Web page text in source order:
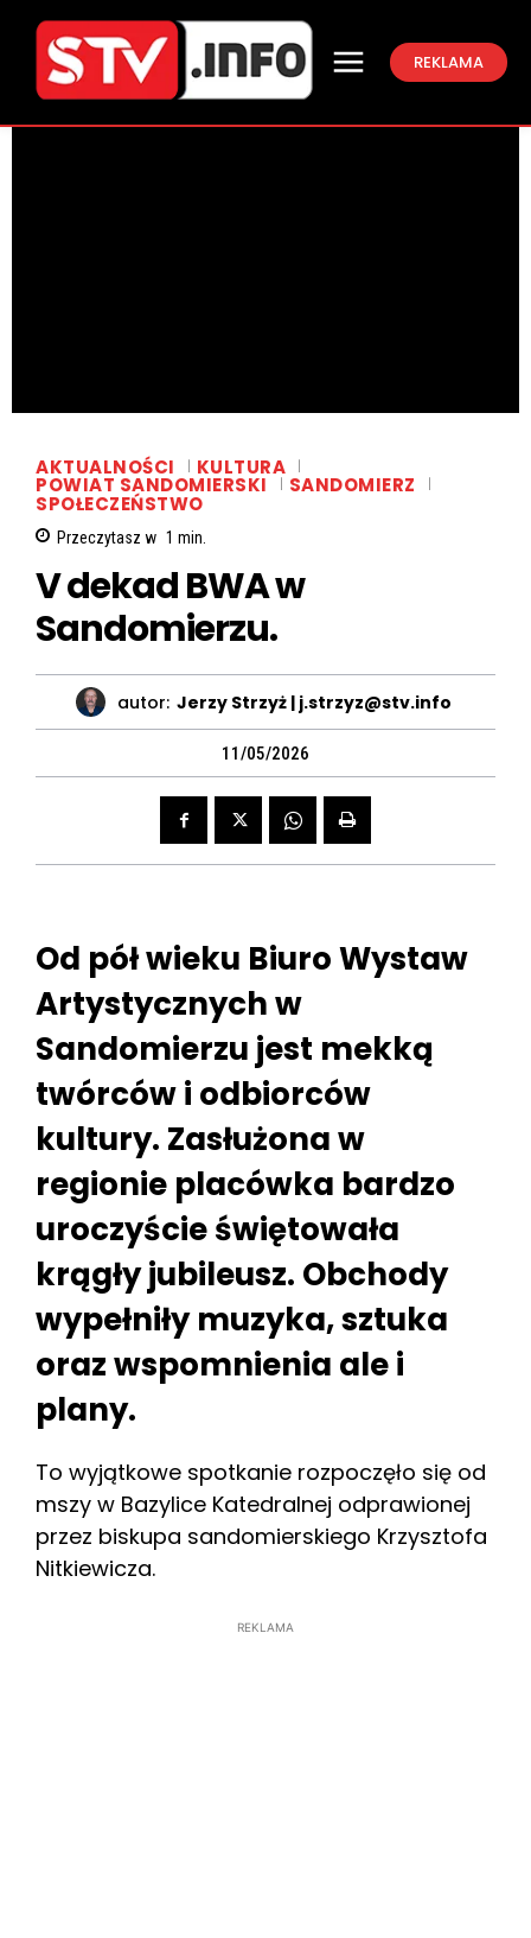
REKLAMA
AKTUALNOŚCI KULTURA
POWIAT SANDOMIERSKI SANDOMIERZ
SPOŁECZEŃSTWO
Przeczytasz w 1 min.
V dekad BWA w
Sandomierzu.
autor: Jerzy Strzyż | j.strzyz@stv.info
11/05/2026
Od pół wieku Biuro Wystaw
Artystycznych w
Sandomierzu jest mekką
twórców i odbiorców
kultury. Zasłużona w
regionie placówka bardzo
uroczyście świętowała
krągły jubileusz. Obchody
wypełniły muzyka, sztuka
oraz wspomnienia ale i
plany.
To wyjątkowe spotkanie rozpoczęło się od
mszy w Bazylice Katedralnej odprawionej
przez biskupa sandomierskiego Krzysztofa
Nitkiewicza.
REKLAMA